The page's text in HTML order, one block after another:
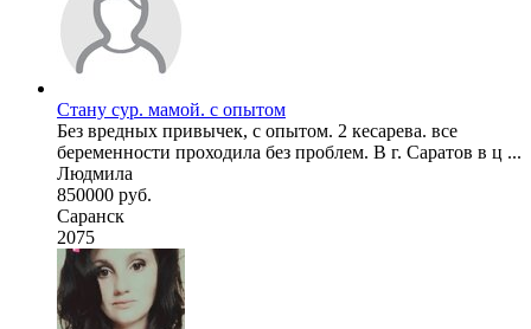
Стану сур. мамой. с опытом
Без вредных привычек, с опытом. 2 кесарева. все
беременности проходила без проблем. В г. Саратов в ц ...
Людмила
850000 руб.
Саранск
2075